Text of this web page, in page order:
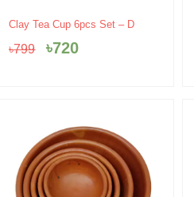
Clay Tea Cup 6pcs Set – D
৳799
Original
price
was:
৳720
Current
is: